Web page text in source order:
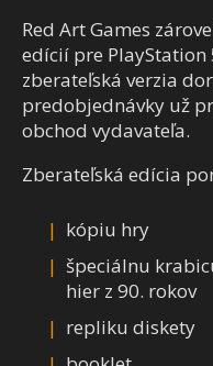
Red Art Games
edícií pre PlayStation
zberateľská verzia
predobjednávky už
obchod vydavateľa.
Zberateľská edícia
kópiu hry
špeciálnu
hier z 90. rokov
repliku diskety